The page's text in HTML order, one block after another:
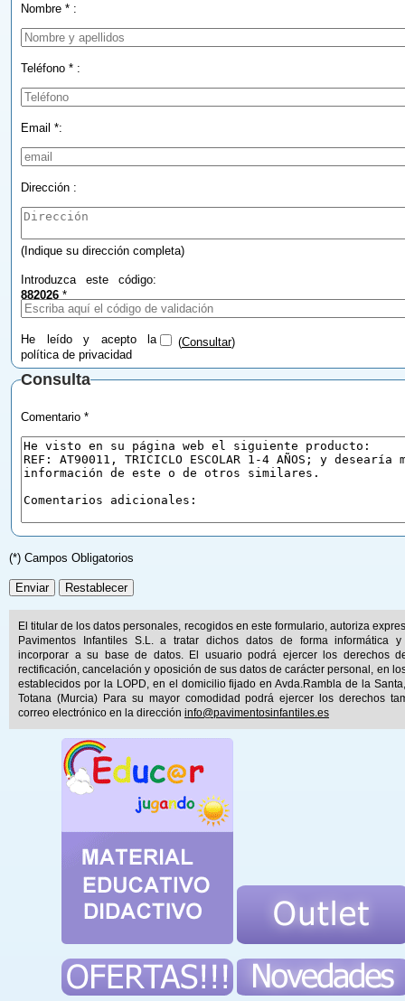
Nombre * :
Teléfono * :
Email *:
Dirección :
(Indique su dirección completa)
Introduzca este código:
882026 *
He leído y acepto la
política de privacidad
(Consultar)
Consulta
Comentario *
(*) Campos Obligatorios
El titular de los datos personales, recogidos en este formulario, autoriza
Pavimentos Infantiles S.L. a tratar dichos datos de forma informática y
incorporar a su base de datos. El usuario podrá ejercer los derechos
rectificación, cancelación y oposición de sus datos de carácter personal, en
establecidos por la LOPD, en el domicilio fijado en Avda.Rambla de la
Totana (Murcia) Para su mayor comodidad podrá ejercer los derechos
correo electrónico en la dirección info@pavimentosinfantiles.es